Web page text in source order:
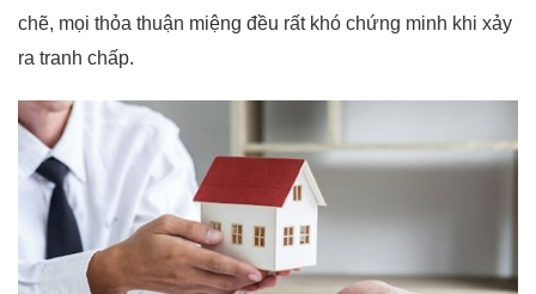
chẽ, mọi thỏa thuận miệng đều rất khó chứng minh khi xảy
ra tranh chấp.